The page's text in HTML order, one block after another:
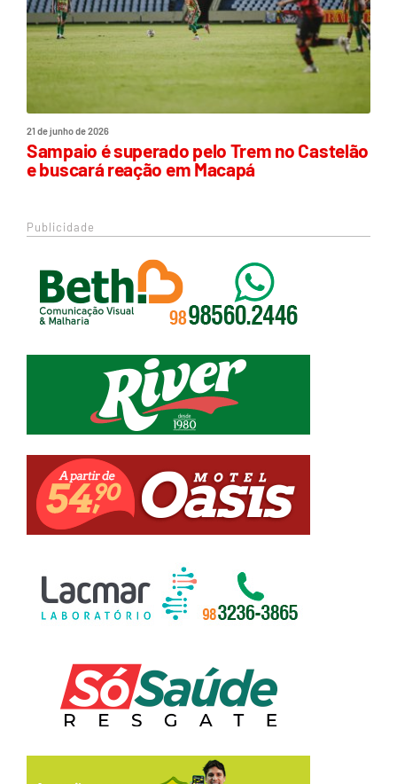
21 de junho de 2026
Sampaio é superado pelo Trem no Castelão
e buscará reação em Macapá
Publicidade